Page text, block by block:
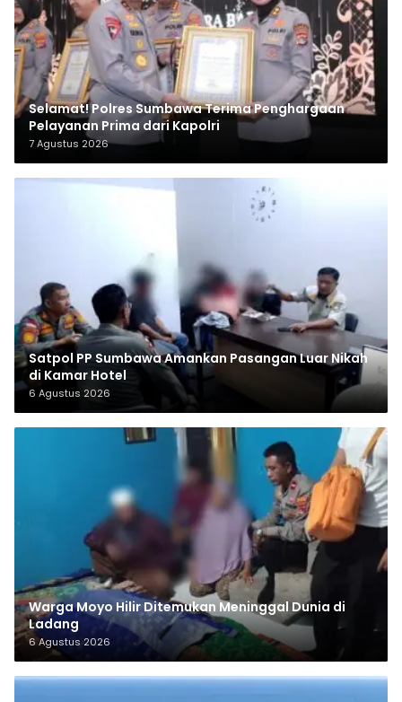
Selamat! Polres Sumbawa Terima Penghargaan
Pelayanan Prima dari Kapolri
7 Agustus 2026
Satpol PP Sumbawa Amankan Pasangan Luar Nikah
di Kamar Hotel
6 Agustus 2026
Warga Moyo Hilir Ditemukan Meninggal Dunia di
Ladang
6 Agustus 2026